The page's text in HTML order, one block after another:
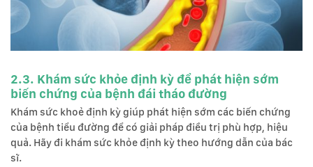
2.3. Khám sức khỏe định kỳ để phát hiện sớm
biến chứng của bệnh đái tháo đường
Khám sức khoẻ định kỳ giúp phát hiện sớm các biến chứng
của bệnh tiểu đường để có giải pháp điều trị phù hợp, hiệu
quả. Hãy đi khám sức khỏe định kỳ theo hướng dẫn của bác
sĩ.